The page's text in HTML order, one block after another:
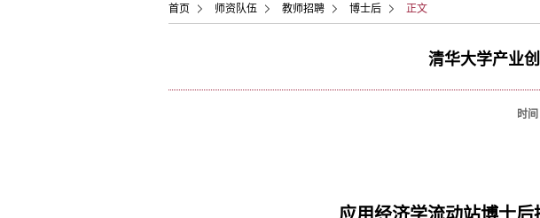
首页 师资队伍 教师招聘 博士后 正文
清华大学产业
时间